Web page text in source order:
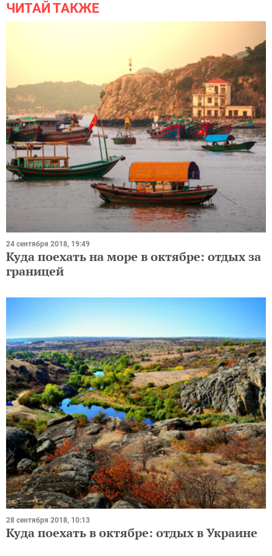
ЧИТАЙ ТАКЖЕ
24 сентября 2018, 19:49
Куда поехать на море в октябре: отдых за
границей
28 сентября 2018, 10:13
Куда поехать в октябре: отдых в Украине